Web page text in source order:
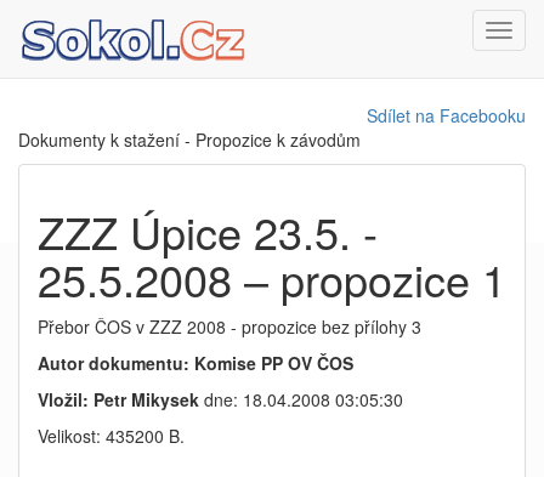
Sdílet na Facebooku
Dokumenty k stažení - Propozice k závodům
ZZZ Úpice 23.5. -
25.5.2008 – propozice 1
Přebor ČOS v ZZZ 2008 - propozice bez přílohy 3
Autor dokumentu: Komise PP OV ČOS
Vložil: Petr Mikysek dne: 18.04.2008 03:05:30
Velikost: 435200 B.